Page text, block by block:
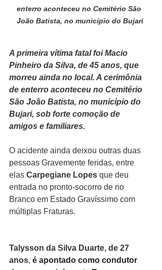
enterro aconteceu no Cemitério São
João Batista, no município do Bujari
A primeira vítima fatal foi Macio
Pinheiro da Silva, de 45 anos, que
morreu ainda no local. A cerimônia
de enterro aconteceu no Cemitério
São João Batista, no município do
Bujari, sob forte comoção de
amigos e familiares.
O acidente ainda deixou outras duas
pessoas Gravemente feridas, entre
elas Carpegiane Lopes que deu
entrada no pronto-socorro de rio
Branco em Estado Gravíssimo com
múltiplas Fraturas.
Talysson da Silva Duarte, de 27
anos, é apontado como condutor